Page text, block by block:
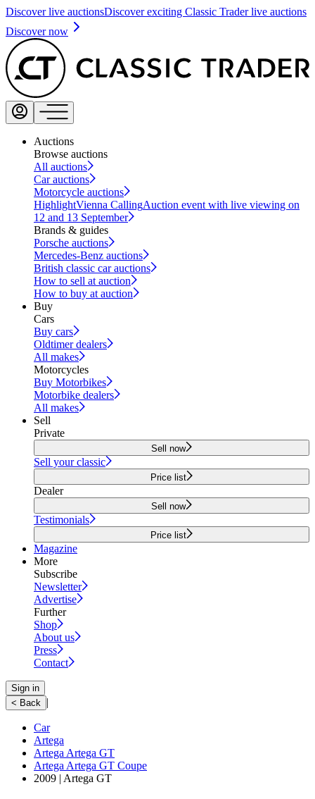
Discover live auctionsDiscover exciting Classic Trader live auctions
Discover now
Auctions
Browse auctions
All auctions
Car auctions
Motorcycle auctions
HighlightVienna CallingAuction event with live viewing on
12 and 13 September
Brands & guides
Porsche auctions
Mercedes-Benz auctions
British classic car auctions
How to sell at auction
How to buy at auction
Buy
Cars
Buy cars
Oldtimer dealers
All makes
Motorcycles
Buy Motorbikes
Motorbike dealers
All makes
Sell
Private
Sell now
Sell your classic
Price list
Dealer
Sell now
Testimonials
Price list
Magazine
More
Subscribe
Newsletter
Advertise
Further
Shop
About us
Press
Contact
Sign in
< Back |
Car
Artega
Artega Artega GT
Artega Artega GT Coupe
2009 | Artega GT